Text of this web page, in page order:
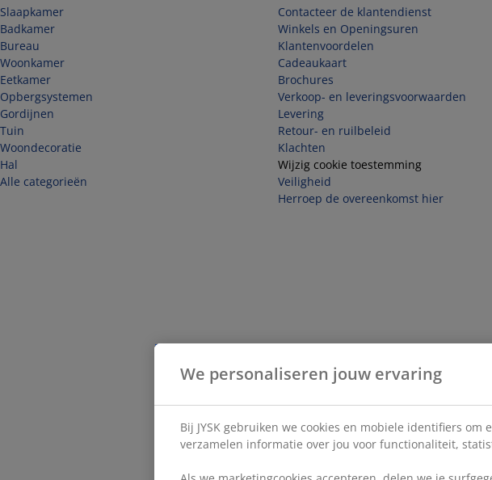
Slaapkamer
Badkamer
Bureau
Woonkamer
Eetkamer
Opbergsystemen
Gordijnen
Tuin
Woondecoratie
Hal
Alle categorieën
Contacteer de klantendienst
Winkels en Openingsuren
Klantenvoordelen
Cadeaukaart
Brochures
Verkoop- en leveringsvoorwaarden
Levering
Retour- en ruilbeleid
Klachten
Wijzig cookie toestemming
Veiligheid
Herroep de overeenkomst hier
We personaliseren jouw ervaring
Bij JYSK gebruiken we cookies en mobiele identifiers
verzamelen informatie over jou voor functionaliteit,